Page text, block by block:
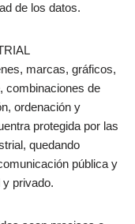
de los datos.
marcas, gráficos,
combinaciones de
ordenación y
protegida por las
quedando
pública y
privado.